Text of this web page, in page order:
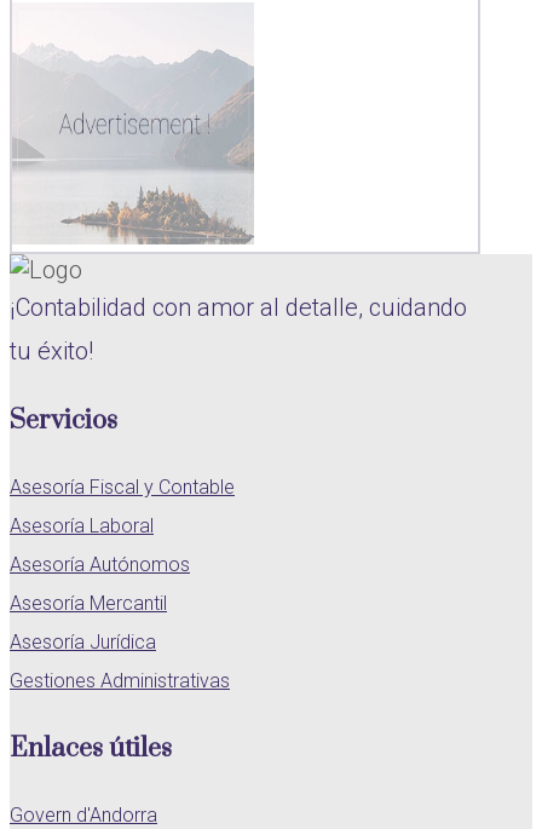
¡Contabilidad con amor al detalle, cuidando
tu éxito!
Servicios
Asesoría Fiscal y Contable
Asesoría Laboral
Asesoría Autónomos
Asesoría Mercantil
Asesoría Jurídica
Gestiones Administrativas
Enlaces útiles
Govern d'Andorra